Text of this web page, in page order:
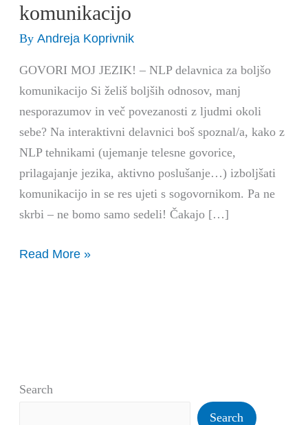
komunikacijo
ByAndreja Koprivnik
GOVORI MOJ JEZIK! – NLP delavnica za boljšo
komunikacijo Si želiš boljših odnosov, manj
nesporazumov in več povezanosti z ljudmi okoli
sebe? Na interaktivni delavnici boš spoznal/a, kako z
NLP tehnikami (ujemanje telesne govorice,
prilagajanje jezika, aktivno poslušanje…) izboljšati
komunikacijo in se res ujeti s sogovornikom. Pa ne
skrbi – ne bomo samo sedeli! Čakajo […]
–
NLP
delavnica
za
komunikacijo
Read More »
Search
Search